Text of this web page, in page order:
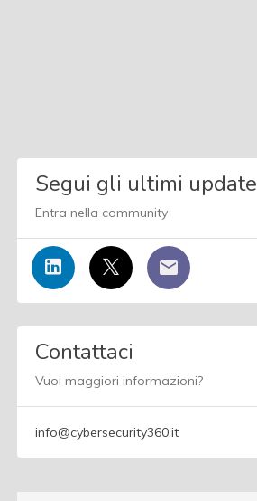
Segui gli ultimi update
Entra nella community
Contattaci
Vuoi maggiori informazioni?
info@cybersecurity360.it